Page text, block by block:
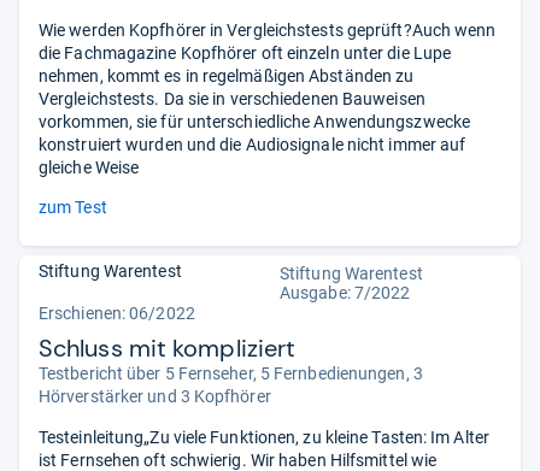
Wie werden Kopfhörer in Vergleichstests geprüft?Auch wenn
die Fachmagazine Kopfhörer oft einzeln unter die Lupe
nehmen, kommt es in regelmäßigen Abständen zu
Vergleichstests. Da sie in verschiedenen Bauweisen
vorkommen, sie für unterschiedliche Anwendungszwecke
konstruiert wurden und die Audiosignale nicht immer auf
gleiche Weise
zum Test
Stiftung Warentest
Stiftung Warentest
Ausgabe: 7/2022
Erschienen: 06/2022
Schluss mit kompliziert
Testbericht über 5 Fernseher, 5 Fernbedienungen, 3
Hörverstärker und 3 Kopfhörer
Testeinleitung„Zu viele Funktionen, zu kleine Tasten: Im Alter
ist Fernsehen oft schwierig. Wir haben Hilfsmittel wie